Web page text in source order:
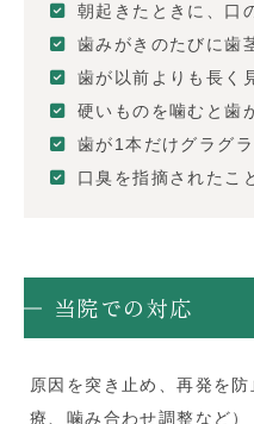
朝起きたときに、口
歯みがきのたびに歯
歯が以前よりも長く
硬いものを噛むと歯
歯が1本だけグラグ
口臭を指摘されたこ
当院での対応
原因を突き止め、再発を
療、噛み合わせ調整など）